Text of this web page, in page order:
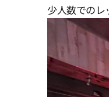
少人数でのレ